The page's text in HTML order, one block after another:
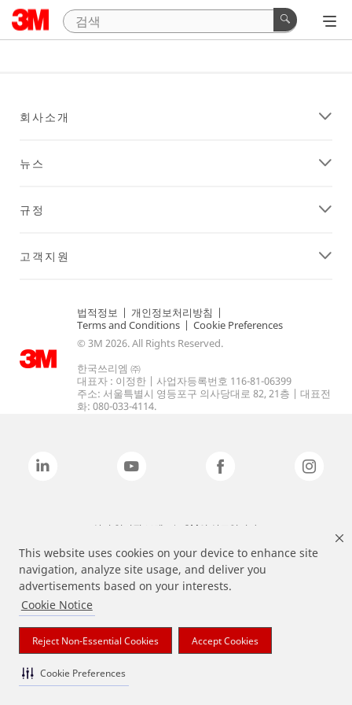
This website uses cookies on your device to enhance site
navigation, analyze site usage, and deliver you
advertisements based on your interests.
Cookie Notice
Reject Non-Essential Cookies Accept Cookies
Cookie Preferences
회사소개
뉴스
규정
고객지원
법적정보 | 개인정보처리방침 |
Terms and Conditions | Cookie Preferences
© 3M 2026. All Rights Reserved.
한국쓰리엠 ㈜
대표자 : 이정한 | 사업자등록번호 116-81-06399
주소: 서울특별시 영등포구 의사당대로 82, 21층 | 대표전
화: 080-033-4114.
상기 열거된 브랜드는 3M의 상표입니다.